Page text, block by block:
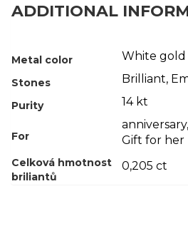
ADDITIONAL
Metal color White gold
Stones Brilliant,
Purity 14 kt
For
anniversary,
Gift for her
Celková hmotnost
briliantů
0,205 ct